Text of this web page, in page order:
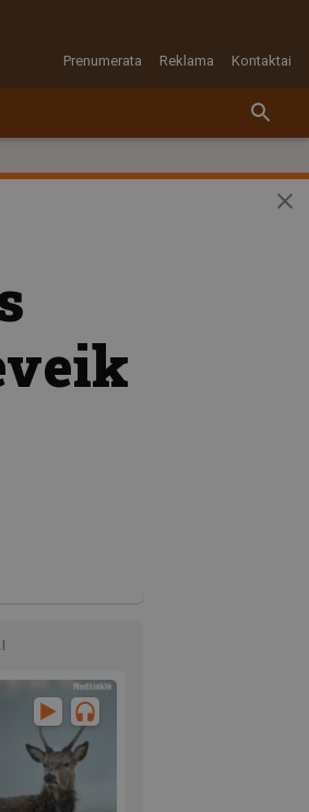
Prenumerata Reklama Kontaktai